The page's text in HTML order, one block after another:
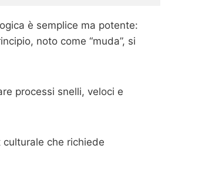
è semplice ma potente:
noto come “muda”, si
processi snelli, veloci e
culturale che richiede